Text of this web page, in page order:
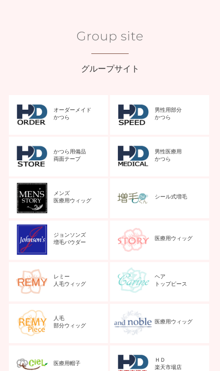
グループサイト
オーダーメイド
かつら
男性用部分
かつら
かつら用備品
両面テープ
男性医療用
かつら
メンズ
医療用ウィッグ
シール式増毛
ジョンソンズ
増毛パウダー
医療用ウィッグ
レミー
人毛ウィッグ
ヘア
トップピース
人毛
部分ウィッグ
医療用ウィッグ
医療用帽子
ＨＤ
楽天市場店